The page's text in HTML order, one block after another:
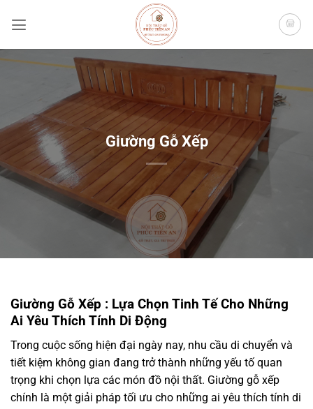
qua
dung
Giường Gỗ Xếp
Giường Gỗ Xếp : Lựa Chọn Tinh Tế Cho Những
Ai Yêu Thích Tính Di Động
Trong cuộc sống hiện đại ngày nay, nhu cầu di chuyển và
tiết kiệm không gian đang trở thành những yếu tố quan
trọng khi chọn lựa các món đồ nội thất. Giường gỗ xếp
chính là một giải pháp tối ưu cho những ai yêu thích tính di